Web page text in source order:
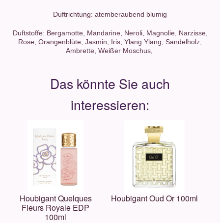
Duftrichtung: atemberaubend blumig
Duftstoffe: Bergamotte, Mandarine, Neroli, Magnolie, Narzisse,
Rose, Orangenblüte, Jasmin, Iris, Ylang Ylang, Sandelholz,
Ambrette, Weißer Moschus,
Houbigant Quelques
Fleurs Royale EDP
100ml
Houbigant Oud Or 100ml